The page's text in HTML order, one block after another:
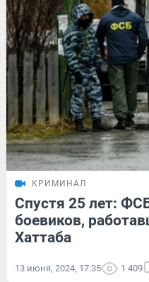
КРИМИНАЛ
Спустя 25 лет:
боевиков,
Хаттаба
13 июня, 2024, 17:35 1 409